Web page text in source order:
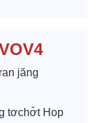
jăng
tơchơ̆t Hop